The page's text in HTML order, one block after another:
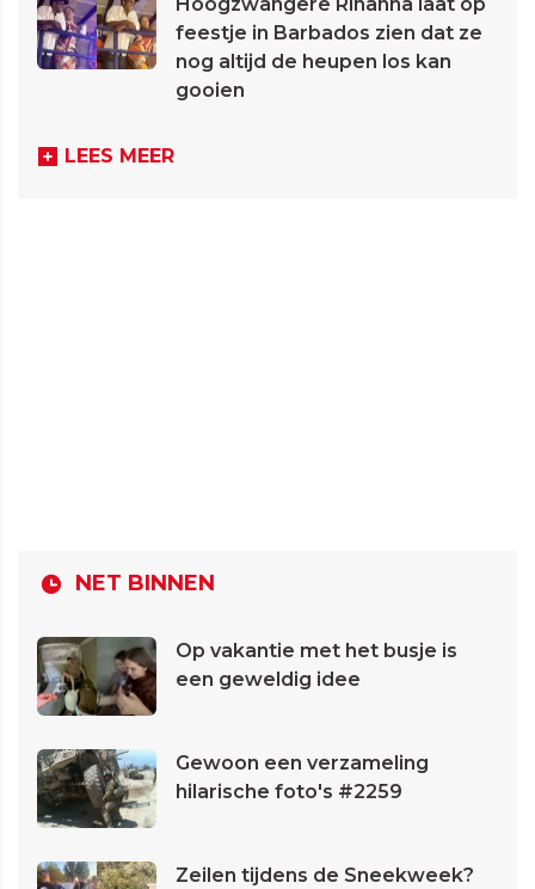
feestje in Barbados zien dat ze
nog altijd de heupen los kan
gooien
LEES MEER
NET BINNEN
Op vakantie met het busje is
een geweldig idee
Gewoon een verzameling
hilarische foto's #2259
Zeilen tijdens de Sneekweek?